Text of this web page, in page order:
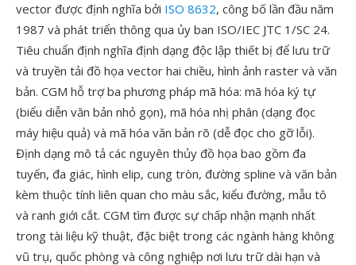
vector được định nghĩa bởi ISO 8632, công bố lần đầu năm
1987 và phát triển thông qua ủy ban ISO/IEC JTC 1/SC 24.
Tiêu chuẩn định nghĩa định dạng độc lập thiết bị để lưu trữ
và truyền tải đồ họa vector hai chiều, hình ảnh raster và văn
bản. CGM hỗ trợ ba phương pháp mã hóa: mã hóa ký tự
(biểu diễn văn bản nhỏ gọn), mã hóa nhị phân (dạng đọc
máy hiệu quả) và mã hóa văn bản rõ (dễ đọc cho gỡ lỗi).
Định dạng mô tả các nguyên thủy đồ họa bao gồm đa
tuyến, đa giác, hình elip, cung tròn, đường spline và văn bản
kèm thuộc tính liên quan cho màu sắc, kiểu đường, mẫu tô
và ranh giới cắt. CGM tìm được sự chấp nhận mạnh nhất
trong tài liệu kỹ thuật, đặc biệt trong các ngành hàng không
vũ trụ, quốc phòng và công nghiệp nơi lưu trữ dài hạn và